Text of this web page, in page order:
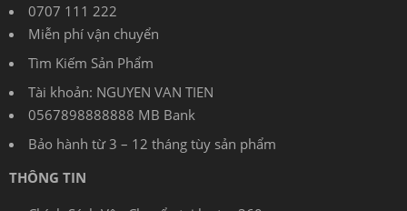
0707 111 222
Miễn phí vận chuyển
Tìm Kiếm Sản Phẩm
Tài khoản: NGUYEN VAN TIEN
0567898888888 MB Bank
Bảo hành từ 3 – 12 tháng tùy sản phẩm
THÔNG TIN